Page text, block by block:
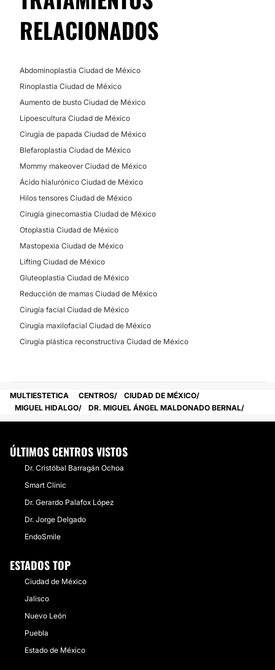
Aumento de labios
Ácido hialurónico
Rejuvenecimiento facial
TRATAMIENTOS DE BELLEZA
Peeling
RELACIONADOS
Abdominoplastia Ciudad de México
Rinoplastia Ciudad de México
Aumento de busto Ciudad de México
Lipoescultura Ciudad de México
Cirugía de papada Ciudad de México
Blefaroplastia Ciudad de México
Mommy makeover Ciudad de México
Ácido hialurónico Ciudad de México
Hilos tensores Ciudad de México
Cirugía ginecomastia Ciudad de México
Otoplastia Ciudad de México
Mastopexia Ciudad de México
Lifting Ciudad de México
Gluteoplastia Ciudad de México
Reducción de mamas Ciudad de México
Cirugía facial Ciudad de México
Cirugía maxilofacial Ciudad de México
Cirugía plástica reconstructiva Ciudad de México
MULTIESTETICA CENTROS
CIUDAD DE MÉXICO
MIGUEL HIDALGO
DR. MIGUEL ÁNGEL MALDONADO BERNAL
ÚLTIMOS CENTROS VISTOS
Dr. Cristóbal Barragán Ochoa
Smart Clinic
Dr. Gerardo Palafox López
Dr. Jorge Delgado
EndoSmile
ESTADOS TOP
Ciudad de México
Jalisco
Nuevo León
Puebla
Estado de México